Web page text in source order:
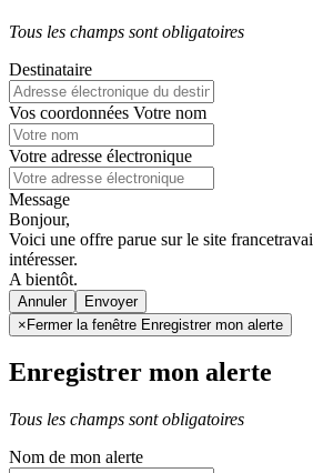
Tous les champs sont obligatoires
Destinataire
Vos coordonnées Votre nom
Votre adresse électronique
Message
Bonjour,
Voici une offre parue sur le site
intéresser.
A bientôt.
Annuler
×Fermer la fenêtre Enregistrer mon alerte
Enregistrer mon alerte
Tous les champs sont obligatoires
Nom de mon alerte